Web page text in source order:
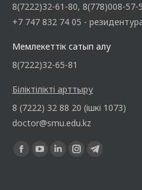
8(7222)32-61-80, 8(778)008-57-
+7 747 832 74 05 -
Мемлекеттік сатып алу
8(7222)32-65-81
Біліктілікті арттыру
8 (7222) 32 88 20 (ішкі 1073)
doctor@smu.edu.kz
Find us on: